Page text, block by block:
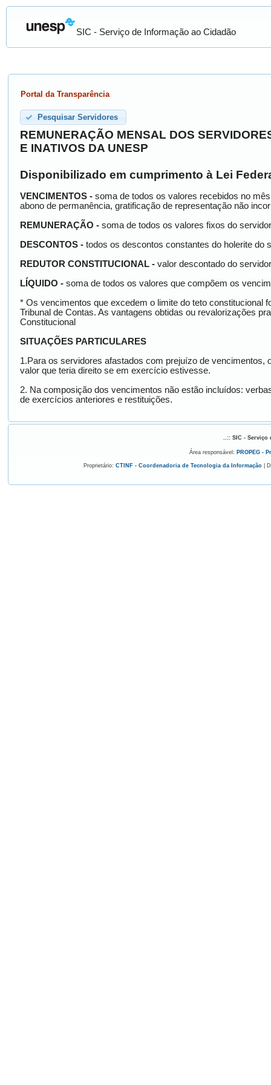
SIC - Serviço de Informação ao Cidadão
Portal da Transparência
Pesquisar Servidores
REMUNERAÇÃO MENSAL DOS
E INATIVOS DA UNESP
Disponibilizado em cumprimento à Lei
VENCIMENTOS -soma de todos os valores recebidos no
abono de permanência, gratificação de representação não
REMUNERAÇÃO -soma de todos os valores fixos do
DESCONTOS -todos os descontos constantes do holerite do
REDUTOR CONSTITUCIONAL -valor descontado do
LÍQUIDO -soma de todos os valores que compõem os
* Os vencimentos que excedem o limite do teto constitucional
Tribunal de Contas. As vantagens obtidas ou revalorizações
Constitucional
SITUAÇÕES PARTICULARES
1.Para os servidores afastados com prejuízo de
valor que teria direito se em exercício estivesse.
2. Na composição dos vencimentos não estão incluídos:
de exercícios anteriores e restituições.
..:: SIC -
Área responsável: PROPEG -
Proprietário: CTINF - Coordenadoria de Tecnologia da Informação |